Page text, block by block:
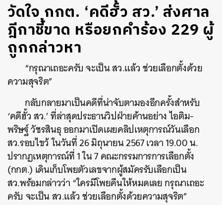
วัดใจ กกต. ‘คดีฮั้ว สว.’ ส่งศาล
ฎีกาชี้ขาด หรือยกคำร้อง 229 ผู้
ถูกกล่าวหา
“กรุณาเถอะครับ จะเป็น สว.แล้ว ช่วยเลือกตั้งด้วย
ความสุจริต”
กลับกลายมาเป็นคดีที่น่าจับตามองอีกครั้งสำหรับ
‘คดีฮั้ว สว.’ ที่ล่าสุดประธานวิปฝ่ายค้านอย่าง ไอติม-
พริษฐ์ วัชรสินธุ ออกมาเปิดเผยคลิปเหตุการณ์วันเลือก
สว.รอบไขว้ ในวันที่ 26 มิถุนายน 2567 เวลา 19.00 น.
ปรากฏเหตุการณ์ที่ 1 ใน 7 คณะกรรมการการเลือกตั้ง
(กกต.) เดินเก็บโพยตัวเลขจากผู้สมัครรับเลือกเป็น
สว.พร้อมกล่าวว่า “ใครมีโพยคืนให้หมดเลย กรุณาเถอะ
ครับ จะเป็น สว.แล้ว ช่วยเลือกตั้งด้วยความสุจริต”